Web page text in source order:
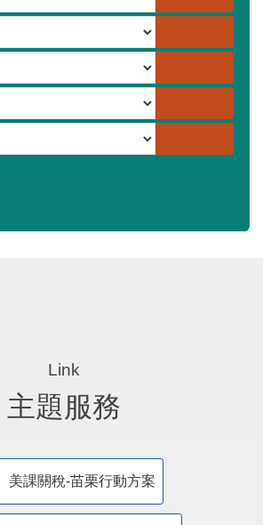
主題服務
美課關稅-苗栗行動方案